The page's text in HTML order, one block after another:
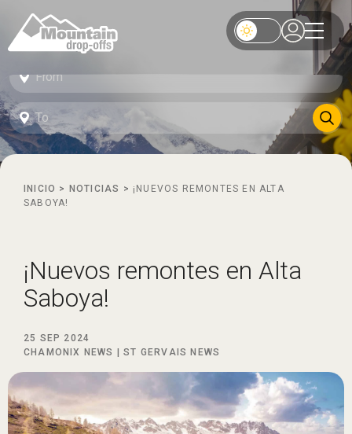
INICIO > NOTICIAS > ¡NUEVOS REMONTES EN ALTA
SABOYA!
¡Nuevos remontes en Alta
Saboya!
25 SEP 2024
CHAMONIX NEWS
|ST GERVAIS NEWS